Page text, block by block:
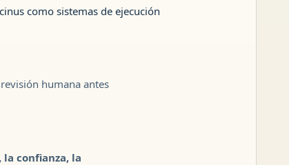
como sistemas de ejecución
humana antes
confianza, la